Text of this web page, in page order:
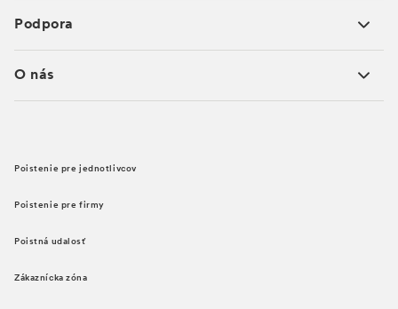
Podpora
O nás
Poistenie pre jednotlivcov
Poistenie pre firmy
Poistná udalosť
Zákaznícka zóna